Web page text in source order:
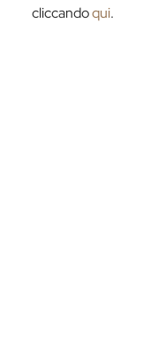
cliccandoqui.